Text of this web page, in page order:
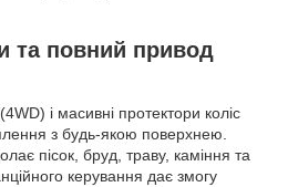
та повний привод
і масивні протектори коліс
з будь-якою поверхнею.
пісок, бруд, траву, каміння та
керування дає змогу